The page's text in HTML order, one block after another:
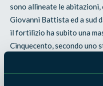
sono allineate le abitazioni,
Giovanni Battista ed a sud
il fortilizio ha subito una
Cinquecento, secondo uno
monumentale interno, i